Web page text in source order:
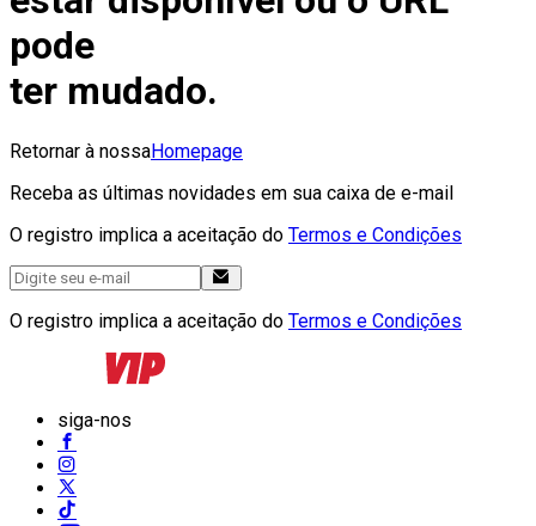
pode
ter mudado.
Retornar à nossaHomepage
Receba as últimas novidades em sua caixa de e-mail
O registro implica a aceitação do Termos e Condições
O registro implica a aceitação do Termos e Condições
siga-nos